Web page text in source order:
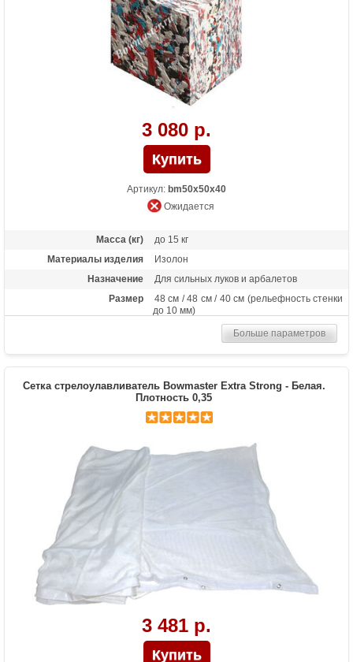
3 080 р.
Артикул: bm50x50x40
Ожидается
Масса (кг)
до 15 кг
Материалы изделия
Изолон
Назначение
Для сильных луков и арбалетов
Размер
48 см / 48 см / 40 см (рельефность стенки
до 10 мм)
Больше параметров
Сетка стрелоулавливатель Bowmaster Extra Strong - Белая.
Плотность 0,35
3 481 р.